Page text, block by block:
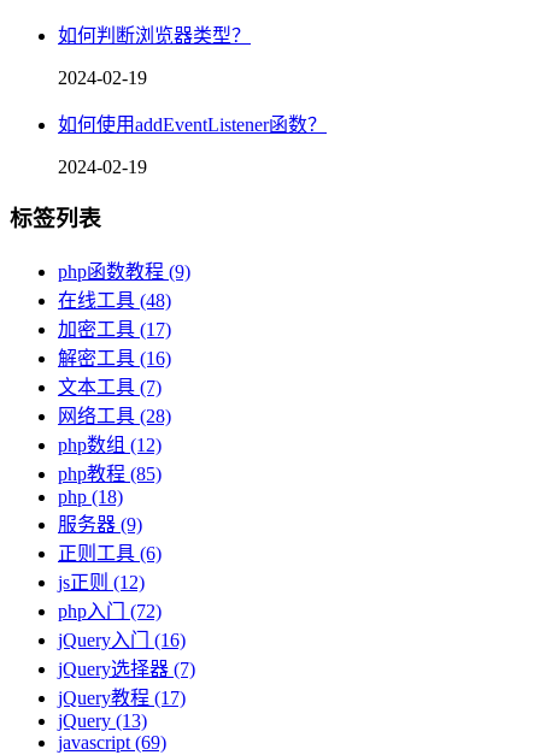
如何判断浏览器类型？
2024-02-19
如何使用addEventListener函数？
2024-02-19
标签列表
php函数教程 (9)
在线工具 (48)
加密工具 (17)
解密工具 (16)
文本工具 (7)
网络工具 (28)
php数组 (12)
php教程 (85)
php (18)
服务器 (9)
正则工具 (6)
js正则 (12)
php入门
(72)
jQuery入门
(16)
jQuery选择器 (7)
jQuery教程 (17)
jQuery (13)
javascript (69)